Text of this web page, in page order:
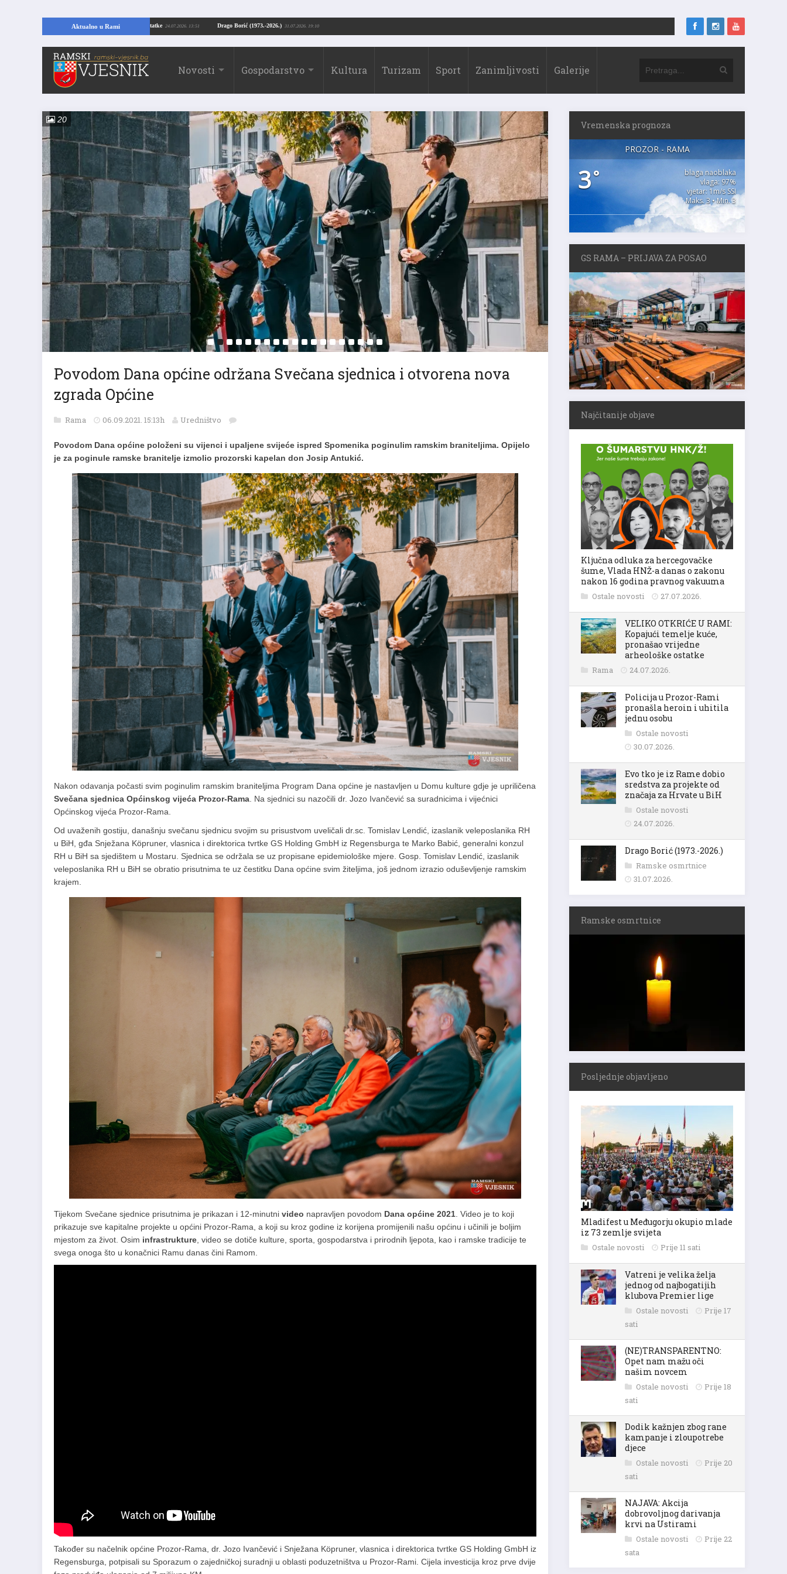
Aktualno u Rami Drago Borić (1973.-2026.)
OTKRIĆE U RAMI: Kopajući temelje kuće, pronašao vrijedne arheološke ostatke 24.07.2026. 13:51
Novosti Gospodarstvo Kultura Turizam Sport Zanimljivosti Galerije
20
Povodom Dana općine održana Svečana sjednica i otvorena nova
zgrada Općine
Rama 06.09.2021. 15:13h Uredništvo
Povodom Dana općine položeni su vijenci i upaljene svijeće ispred Spomenika poginulim ramskim braniteljima. Opijelo
je za poginule ramske branitelje izmolio prozorski kapelan don Josip Antukić.
Nakon odavanja počasti svim poginulim ramskim braniteljima Program Dana općine je nastavljen u Domu kulture gdje je upriličena
Svečana sjednica Općinskog vijeća Prozor-Rama . Na sjednici su nazočili dr. Jozo Ivančević sa suradnicima i vijećnici
Općinskog vijeća Prozor-Rama.
Od uvaženih gostiju, današnju svečanu sjednicu svojim su prisustvom uveličali dr.sc. Tomislav Lendić, izaslanik veleposlanika RH
u BiH, gđa Snježana Köpruner, vlasnica i direktorica tvrtke GS Holding GmbH iz Regensburga te Marko Babić, generalni konzul
RH u BiH sa sjedištem u Mostaru. Sjednica se održala se uz propisane epidemiološke mjere. Gosp. Tomislav Lendić, izaslanik
veleposlanika RH u BiH se obratio prisutnima te uz čestitku Dana općine svim žiteljima, još jednom izrazio oduševljenje ramskim
krajem.
Tijekom Svečane sjednice prisutnima je prikazan i 12-minutni video napravljen povodom Dana općine 2021 . Video je to koji
prikazuje sve kapitalne projekte u općini Prozor-Rama, a koji su kroz godine iz korijena promijenili našu općinu i učinili je boljim
mjestom za život. Osim infrastrukture , video se dotiče kulture, sporta, gospodarstva i prirodnih ljepota, kao i ramske tradicije te
svega onoga što u konačnici Ramu danas čini Ramom.
Također su načelnik općine Prozor-Rama, dr. Jozo Ivančević i Snježana Köpruner, vlasnica i direktorica tvrtke GS Holding GmbH iz
Regensburga, potpisali su Sporazum o zajedničkoj suradnji u oblasti poduzetništva u Prozor-Rami. Cijela investicija kroz prve dvije
Vremenska prognoza
PROZOR - RAMA
3°
blaga naoblaka
vlaga: 97%
vjetar: 1m/s SSI
Maks. 3 • Min. 3
GS RAMA – PRIJAVA ZA POSAO
Najčitanije objave
Ključna odluka za hercegovačke
šume, Vlada HNŽ-a danas o zakonu
nakon 16 godina pravnog vakuuma
Ostale novosti 27.07.2026.
VELIKO OTKRIĆE U RAMI:
Kopajući temelje kuće,
pronašao vrijedne
arheološke ostatke
Rama 24.07.2026.
Policija u Prozor-Rami
pronašla heroin i uhitila
jednu osobu
Ostale novosti
30.07.2026.
Evo tko je iz Rame dobio
sredstva za projekte od
značaja za Hrvate u BiH
Ostale novosti
24.07.2026.
Drago Borić (1973.-2026.)
Ramske osmrtnice
31.07.2026.
Ramske osmrtnice
Posljednje objavljeno
Mladifest u Međugorju okupio mlade
iz 73 zemlje svijeta
Ostale novosti Prije 11 sati
Vatreni je velika želja
jednog od najbogatijih
klubova Premier lige
Ostale novosti
Prije 17
sati
(NE)TRANSPARENTNO:
Opet nam mažu oči
našim novcem
Ostale novosti
Prije 18
sati
Dodik kažnjen zbog rane
kampanje i zloupotrebe
djece
Ostale novosti
Prije 20
sati
NAJAVA: Akcija
dobrovoljnog darivanja
krvi na Ustirami
Ostale novosti
Prije 22
sata